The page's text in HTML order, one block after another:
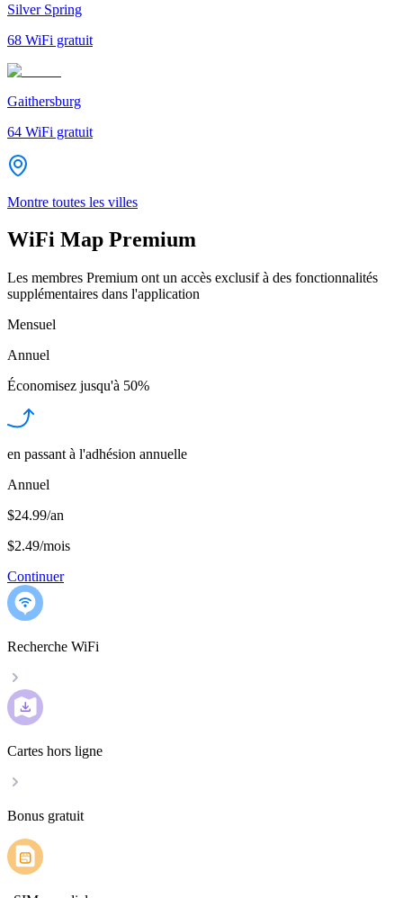
Silver Spring
68 WiFi gratuit
Gaithersburg
64 WiFi gratuit
Montre toutes les villes
WiFi Map Premium
Les membres Premium ont un accès exclusif à des fonctionnalités
supplémentaires dans l'application
Mensuel
Annuel
Économisez jusqu'à 50%
en passant à l'adhésion annuelle
Annuel
$24.99/an
$2.49/mois
Continuer
Recherche WiFi
Cartes hors ligne
Bonus gratuit